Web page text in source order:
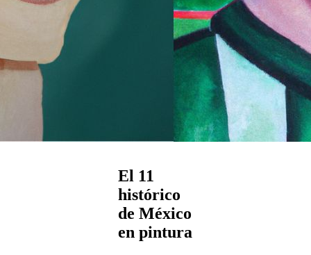
El 11
histórico
de México
en pintura